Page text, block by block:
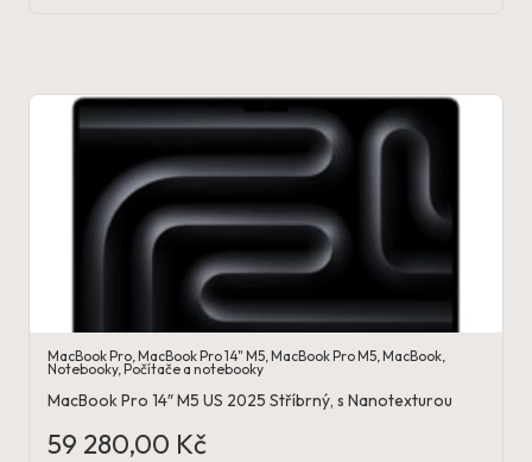
MacBook Pro ,MacBook Pro 14" M5 ,MacBook Pro M5 ,MacBook
Notebooky,Počítače a notebooky
MacBook Pro 14″ M5 US 2025 Stříbrný, s Nanotexturou
59 280,00 Kč